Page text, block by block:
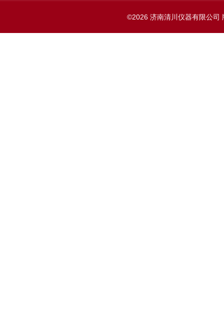
©2026 济南清川仪器有限公